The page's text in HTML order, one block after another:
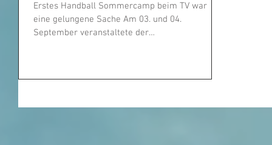
Erstes Handball Sommercamp beim TV war
eine gelungene Sache Am 03. und 04.
September veranstaltete der